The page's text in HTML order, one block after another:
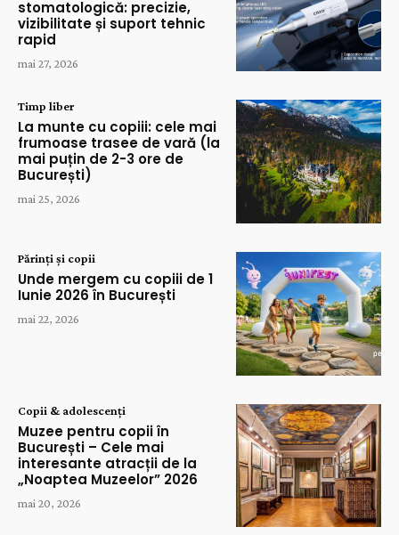
stomatologică: precizie,
vizibilitate și suport tehnic
rapid
mai 27, 2026
Timp liber
La munte cu copiii: cele mai
frumoase trasee de vară (la
mai puțin de 2-3 ore de
București)
mai 25, 2026
Părinți și copii
Unde mergem cu copiii de 1
Iunie 2026 în București
mai 22, 2026
Copii & adolescenți
Muzee pentru copii în
București – Cele mai
interesante atracții de la
„Noaptea Muzeelor” 2026
mai 20, 2026